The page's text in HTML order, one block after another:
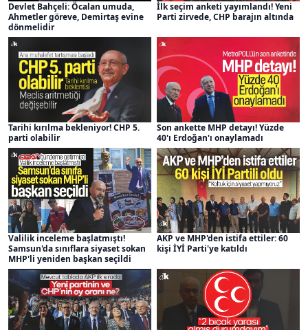
Devlet Bahçeli: Öcalan umuda,
Ahmetler göreve, Demirtaş evine
dönmelidir
İlk seçim anketi yayımlandı! Yeni
Parti zirvede, CHP barajın altında
Tarihi kırılma bekleniyor! CHP 5.
parti olabilir
Son ankette MHP detayı! Yüzde
40'ı Erdoğan'ı onaylamadı
Valilik inceleme başlatmıştı!
Samsun'da sınıflara siyaset sokan
MHP'li yeniden başkan seçildi
AKP ve MHP'den istifa ettiler: 60
kişi İYİ Parti'ye katıldı